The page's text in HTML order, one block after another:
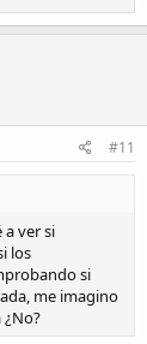
#11
a ver si
los
si
me imagino